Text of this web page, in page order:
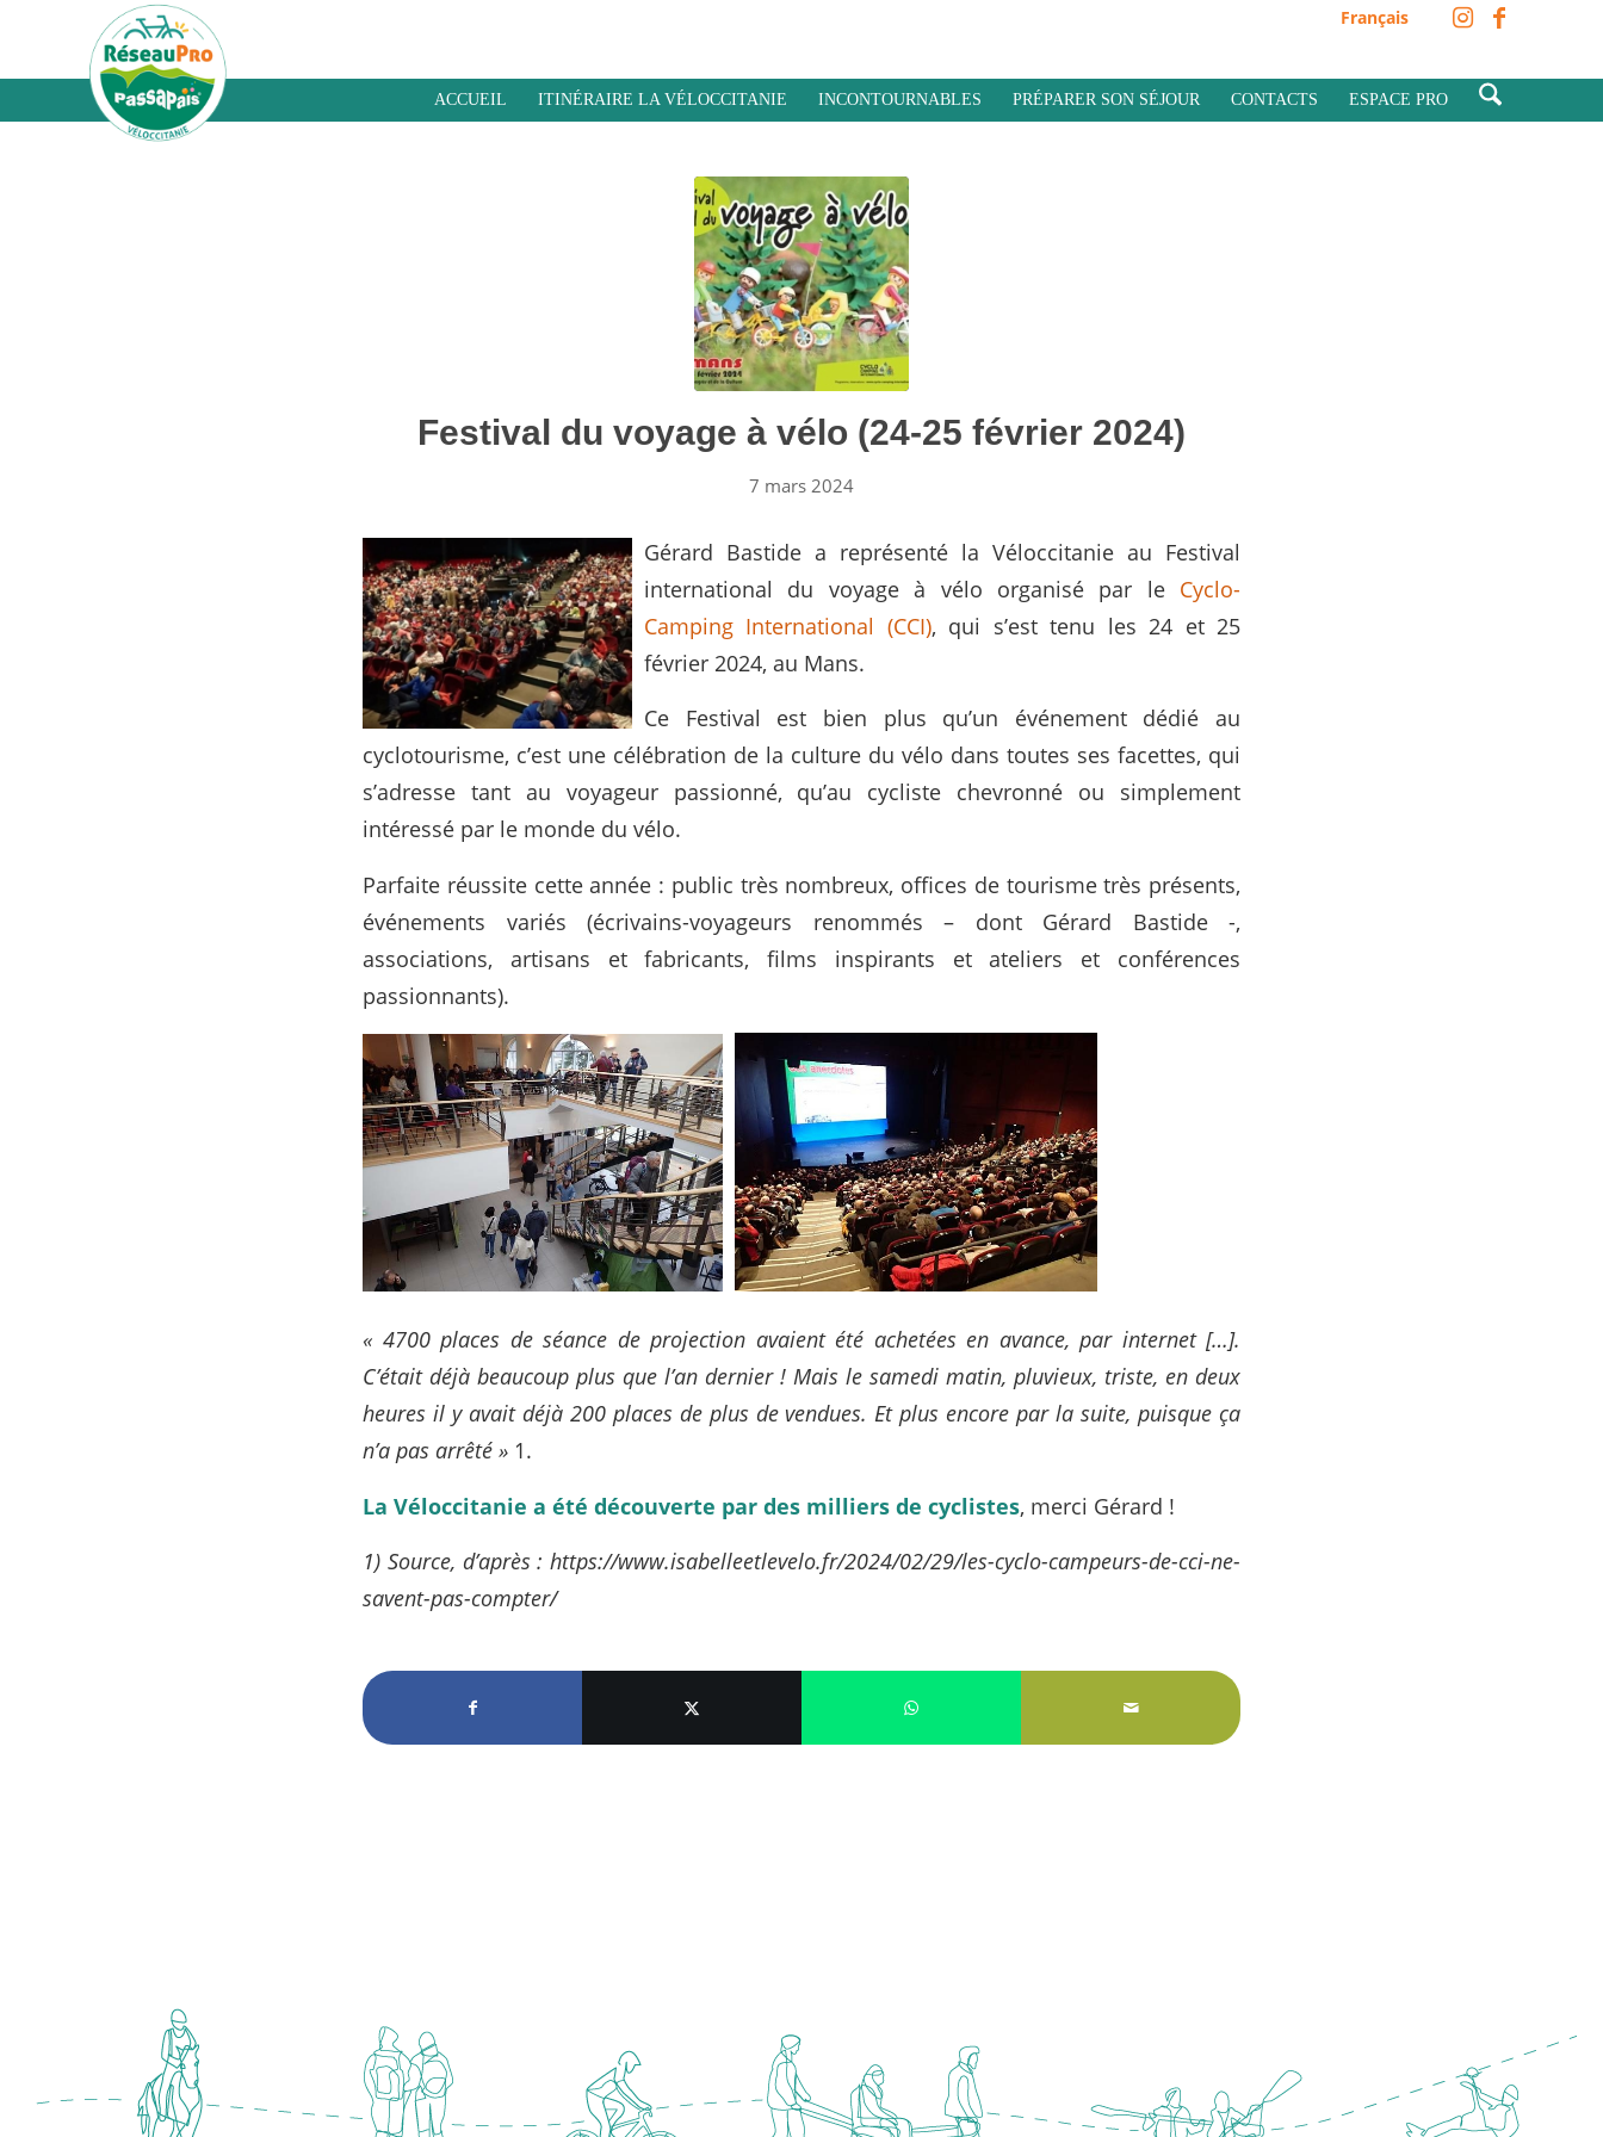
Français
ACCUEIL ITINÉRAIRE LA VÉLOCCITANIE INCONTOURNABLES PRÉPARER SON SÉJOUR CONTACTS ESPACE PRO
Blog - A la une
Festival du voyage à vélo (24-25 février 2024)
7 mars 2024
Gérard Bastide a représenté la Véloccitanie au Festival
international du voyage à vélo organisé par le Cyclo-
Camping International (CCI), qui s’est tenu les 24 et 25
février 2024, au Mans.
Ce Festival est bien plus qu’un événement dédié au
cyclotourisme, c’est une célébration de la culture du vélo dans toutes ses facettes, qui
s’adresse tant au voyageur passionné, qu’au cycliste chevronné ou simplement
intéressé par le monde du vélo.
Parfaite réussite cette année : public très nombreux, offices de tourisme très présents,
événements variés (écrivains-voyageurs renommés – dont Gérard Bastide -,
associations, artisans et fabricants, films inspirants et ateliers et conférences
passionnants).
« 4700 places de séance de projection avaient été achetées en avance, par internet […].
C’était déjà beaucoup plus que l’an dernier ! Mais le samedi matin, pluvieux, triste, en deux
heures il y avait déjà 200 places de plus de vendues. Et plus encore par la suite, puisque ça
n’a pas arrêté » 1.
La Véloccitanie a été découverte par des milliers de cyclistes, merci Gérard !
1) Source, d’après : https://www.isabelleetlevelo.fr/2024/02/29/les-cyclo-campeurs-de-cci-ne-
savent-pas-compter/